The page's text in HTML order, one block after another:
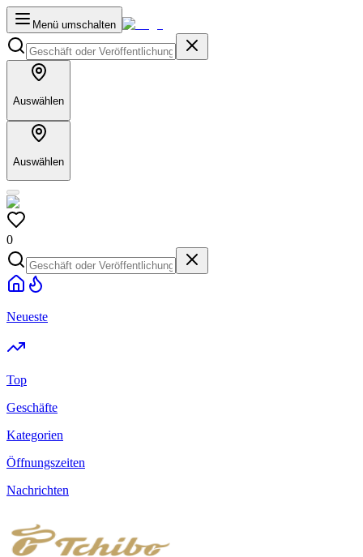
Menü umschalten
Auswählen
Auswählen
0
Neueste
Top
Geschäfte
Kategorien
Öffnungszeiten
Nachrichten